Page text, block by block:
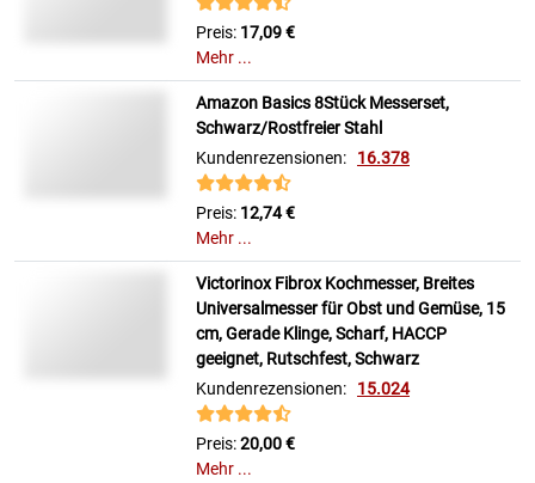
Preis: 17,09 €
Mehr ...
Amazon Basics 8Stück Messerset,
Schwarz/Rostfreier Stahl
Kundenrezensionen: 16.378
Preis: 12,74 €
Mehr ...
Victorinox Fibrox Kochmesser, Breites
Universalmesser für Obst und Gemüse, 15
cm, Gerade Klinge, Scharf, HACCP
geeignet, Rutschfest, Schwarz
Kundenrezensionen: 15.024
Preis:20,00 €
Mehr ...